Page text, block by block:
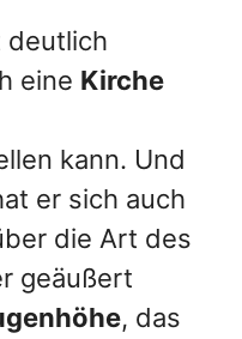
deutlich
eine Kirche
kann. Und
er sich auch
die Art des
geäußert
, das